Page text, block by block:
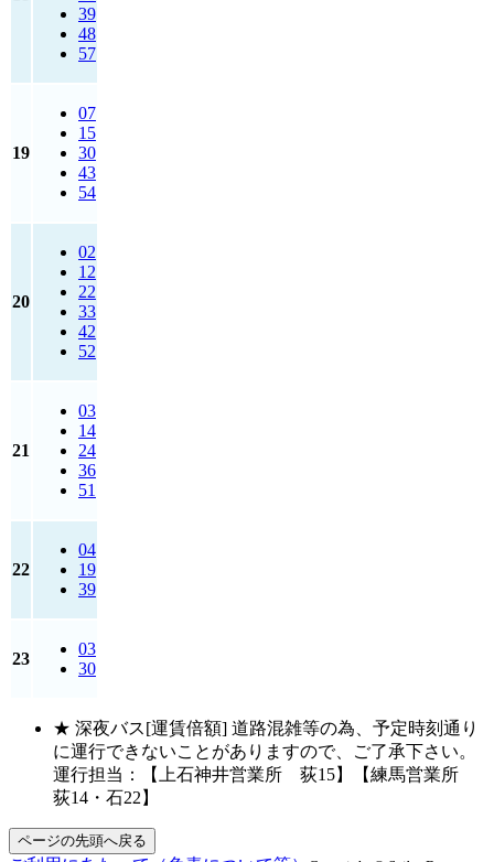
39
48
57
19
07
15
30
43
54
20
02
12
22
33
42
52
21
03
14
24
36
51
22
04
19
39
23
03
30
★ 深夜バス[運賃倍額] 道路混雑等の為、予定時刻通り
に運行できないことがありますので、ご了承下さい。
運行担当：【上石神井営業所 荻15】【練馬営業所
荻14・石22】
ページの先頭へ戻る